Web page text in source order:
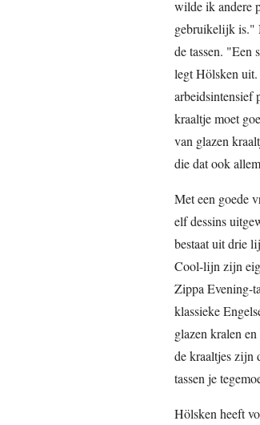
wilde ik andere
gebruikelijk is."
de tassen. "Een
legt Hölsken uit.
arbeidsintensief
kraaltje moet
van glazen
die dat ook
Met een goede
elf dessins
bestaat uit drie
Cool-lijn zijn
Zippa Evening-
klassieke
glazen kralen
de kraaltjes zijn
tassen je
Hölsken heeft